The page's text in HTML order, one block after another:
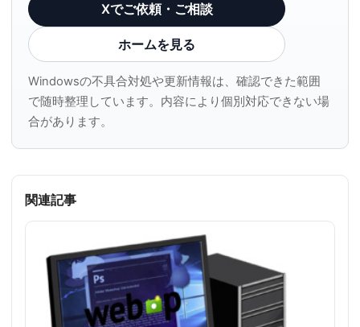
Xでご依頼・ご相談
ホームを見る
Windowsの不具合対処や更新情報は、確認できた範囲
で随時整理しています。内容により個別対応できない場
合があります。
関連記事